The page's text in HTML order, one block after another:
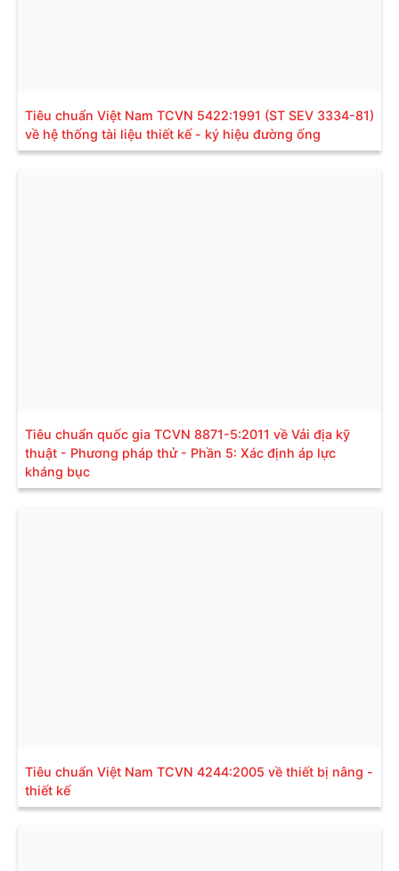
Tiêu chuẩn Việt Nam TCVN 5422:1991 (ST SEV 3334-81)
về hệ thống tài liệu thiết kế - ký hiệu đường ống
Tiêu chuẩn quốc gia TCVN 8871-5:2011 về Vải địa kỹ
thuật - Phương pháp thử - Phần 5: Xác định áp lực
kháng bục
Tiêu chuẩn Việt Nam TCVN 4244:2005 về thiết bị nâng -
thiết kế